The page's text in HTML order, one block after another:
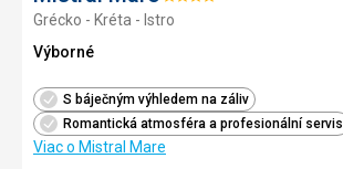
4/5
Grécko - Kréta - Istro
Výborné
S báječným výhledem na záliv
Romantická atmosféra a profesionální servis
Viac o Mistral Mare